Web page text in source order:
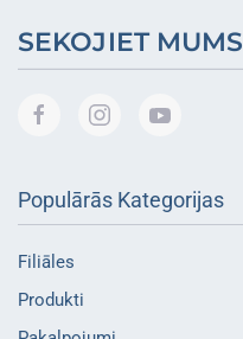
SEKOJIET MUMS
Populārās Kategorijas
Filiāles
Produkti